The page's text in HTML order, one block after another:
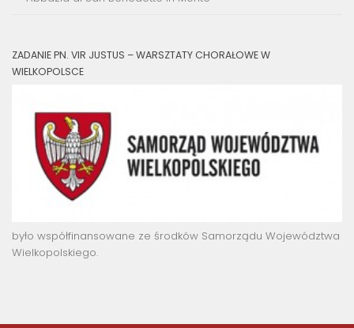
ZADANIE PN. VIR JUSTUS – WARSZTATY CHORAŁOWE W
WIELKOPOLSCE
było współfinansowane ze środków Samorządu Województwa
Wielkopolskiego.